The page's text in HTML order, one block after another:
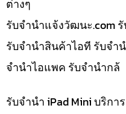
ต่างๆ
รับจํานําแจ้งวัฒนะ.com
รับจำนำสินค้าไอที รับจำ
จำนำไอแพค รับจำนำกล้
รับจำนำ iPad Mini บริก